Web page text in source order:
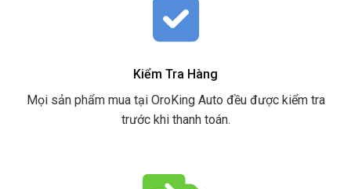
Kiểm Tra Hàng
Mọi sản phẩm mua tại OroKing Auto đều được kiểm tra
trước khi thanh toán.